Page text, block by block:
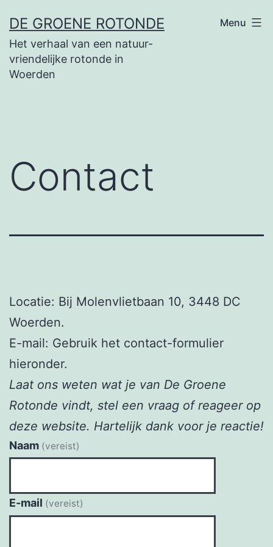
naar
de
inhoud
DE GROENE ROTONDE
Het verhaal van een natuur-
vriendelijke rotonde in
Woerden
Menu
Contact
Locatie: Bij Molenvlietbaan 10, 3448 DC
Woerden.
E-mail: Gebruik het contact-formulier
hieronder.
Laat ons weten wat je van De Groene
Rotonde vindt, stel een vraag of reageer op
deze website. Hartelijk dank voor je reactie!
Naam (vereist)
E-mail (vereist)